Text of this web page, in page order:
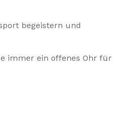
begeistern und
immer ein offenes Ohr für